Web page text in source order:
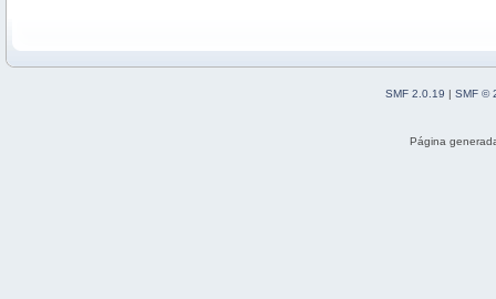
SMF 2.0.19 | SMF ©
Página